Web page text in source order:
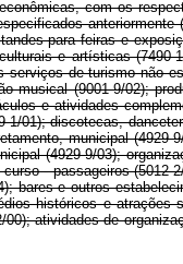
com os
para feiras e
e artísticas
de turismo
musical (9001-9/02);
e atividades
01); discotecas,
municipal
(4929-9/03);
- passageiros
bares e outros
históricos e
00); atividades de